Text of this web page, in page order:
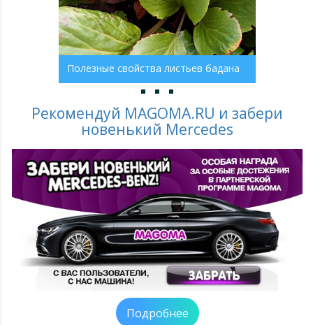
Полезные свойства листьев бадана
Рекомендуй MAGOMA.RU и забери
новенький Mercedes
Подробнее